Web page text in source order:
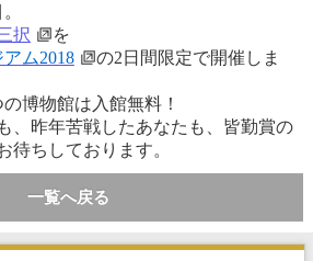
択
を
ム2018
の2日間限定で開催しま
博物館は入館無料！
、 昨年苦戦したあなたも、皆勤賞の
待ちしております。
一覧へ戻る